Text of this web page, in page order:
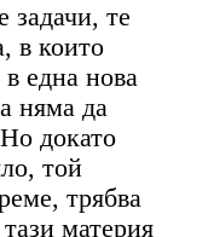
задачи, те
в които
една нова
няма да
докато
той
трябва
материя